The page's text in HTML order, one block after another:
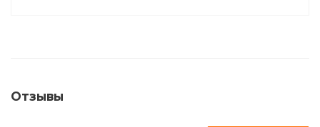
Отзывы